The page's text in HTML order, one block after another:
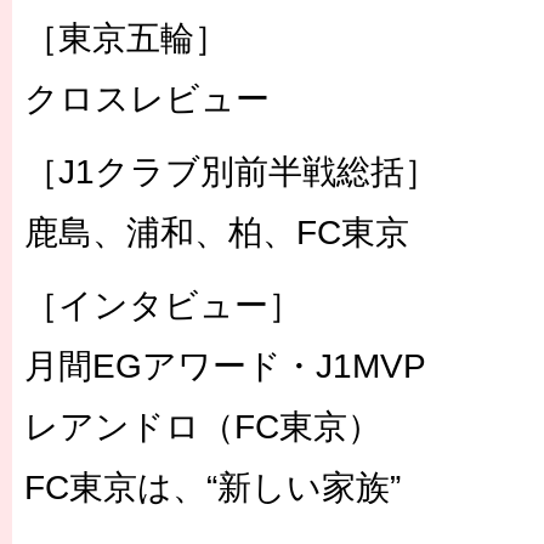
［東京五輪］
クロスレビュー
［J1クラブ別前半戦総括］
鹿島、浦和、柏、FC東京
［インタビュー］
月間EGアワード・J1MVP
レアンドロ（FC東京）
FC東京は、“新しい家族”